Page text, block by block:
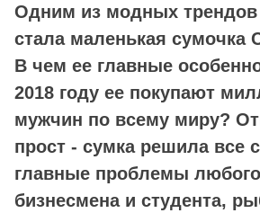
Одним из модных трендов
стала маленькая сумочка
В чем ее главные
2018 году ее покупают
мужчин по всему миру?
прост - сумка решила все
главные проблемы
бизнесмена и студента,